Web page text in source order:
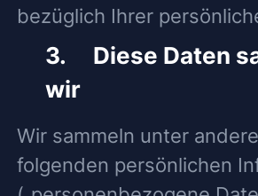
bezüglich Ihrer
3. Diese Daten
wir
Wir sammeln unter
folgenden persönlichen